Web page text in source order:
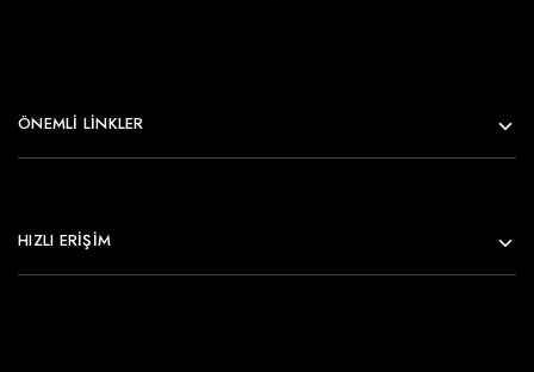
ÖNEMLI LINKLER
HIZLI ERİŞİM